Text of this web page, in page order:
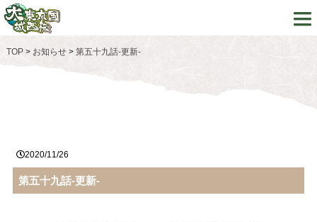
TOP> お知らせ> 第五十九話-更新-
2020/11/26
第五十九話-更新-